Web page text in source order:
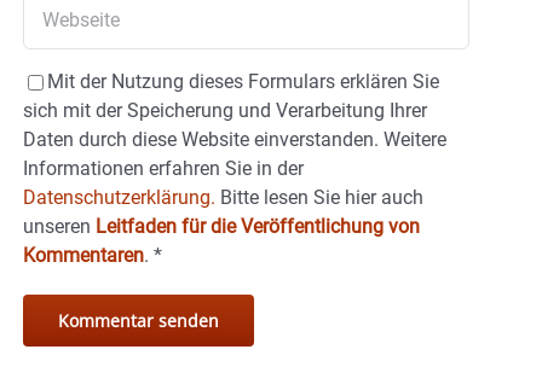
Mit der Nutzung dieses Formulars erklären Sie
sich mit der Speicherung und Verarbeitung Ihrer
Daten durch diese Website einverstanden. Weitere
Informationen erfahren Sie in der
Datenschutzerklärung. Bitte lesen Sie hier auch
unseren Leitfaden für die Veröffentlichung von
Kommentaren. *